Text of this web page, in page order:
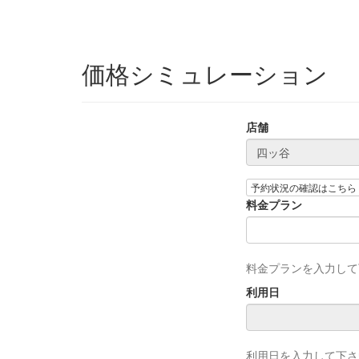
価格シミュレーション
店舗
予約状況の確認はこちら
料金プラン
料金プランを入力し
利用日
利用日を入力して下